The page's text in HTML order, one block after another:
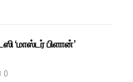
‘மாஸ்டர் பிளான்’
0